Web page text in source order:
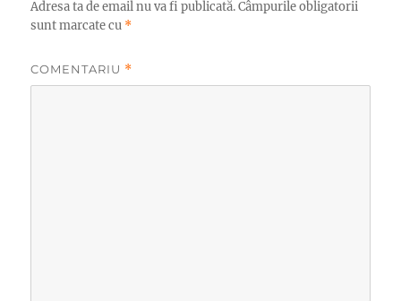
Adresa ta de email nu va fi publicată. Câmpurile obligatorii
sunt marcate cu *
COMENTARIU *